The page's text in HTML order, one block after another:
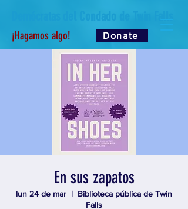
Donate
¡Hagamos algo!
En sus zapatos
lun 24 de mar
  |
Biblioteca pública de Twin
Falls